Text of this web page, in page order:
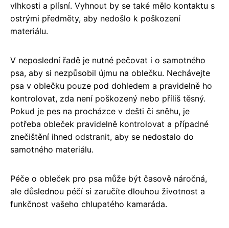
vlhkosti a plísní. Vyhnout by se také mělo kontaktu s
ostrými předměty, aby nedošlo k poškození
materiálu.
V neposlední řadě je nutné pečovat i o samotného
psa, aby si nezpůsobil újmu na oblečku. Nechávejte
psa v oblečku pouze pod dohledem a pravidelně ho
kontrolovat, zda není poškozený nebo příliš těsný.
Pokud je pes na procházce v dešti či sněhu, je
potřeba obleček pravidelně kontrolovat a případné
znečištění ihned odstranit, aby se nedostalo do
samotného materiálu.
Péče o obleček pro psa může být časově náročná,
ale důslednou péčí si zaručíte dlouhou životnost a
funkčnost vašeho chlupatého kamaráda.